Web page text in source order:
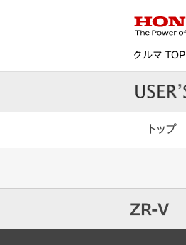
クルマ TOP
トップ
ZR-V